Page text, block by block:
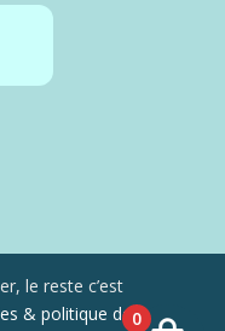
le reste c’est
& politique de0